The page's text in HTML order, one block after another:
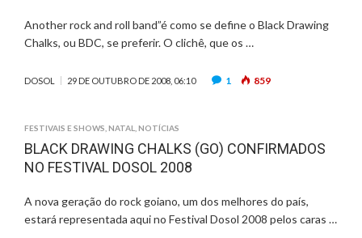
Another rock and roll band”é como se define o Black Drawing
Chalks, ou BDC, se preferir. O clichê, que os …
DOSOL 29 DE OUTUBRO DE 2008, 06:10 1 859
FESTIVAIS E SHOWS NATAL NOTÍCIAS
BLACK DRAWING CHALKS (GO) CONFIRMADOS
NO FESTIVAL DOSOL 2008
A nova geração do rock goiano, um dos melhores do país,
estará representada aqui no Festival Dosol 2008 pelos caras …